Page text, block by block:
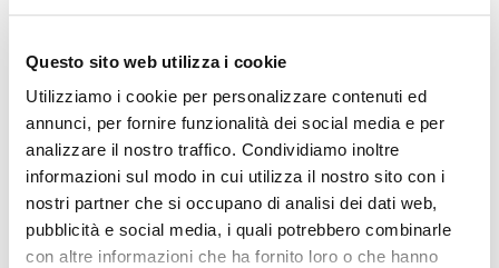
Questo sito web utilizza i cookie
Utilizziamo i cookie per personalizzare contenuti ed
annunci, per fornire funzionalità dei social media e per
analizzare il nostro traffico. Condividiamo inoltre
informazioni sul modo in cui utilizza il nostro sito con i
nostri partner che si occupano di analisi dei dati web,
pubblicità e social media, i quali potrebbero combinarle
con altre informazioni che ha fornito loro o che hanno
Ascoli - Sventato tentativo di introdurre
droga nel carcere di Marino del Tronto